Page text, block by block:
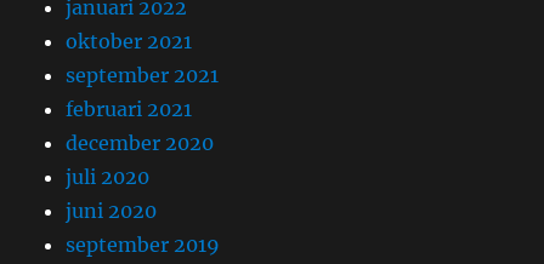
januari 2022
oktober 2021
september 2021
februari 2021
december 2020
juli 2020
juni 2020
september 2019